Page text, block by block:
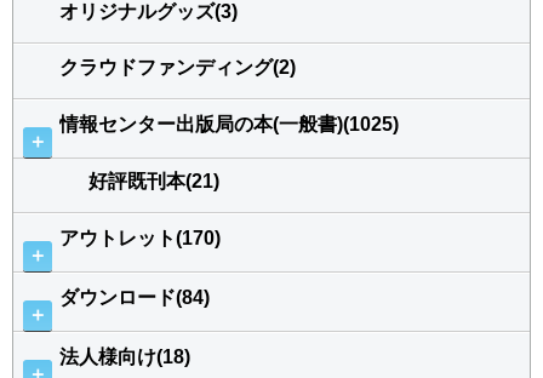
オリジナルグッズ(3)
クラウドファンディング(2)
＋
情報センター出版局の本(一般書)(1025)
好評既刊本(21)
＋
アウトレット(170)
＋
ダウンロード(84)
法人様向け(18)